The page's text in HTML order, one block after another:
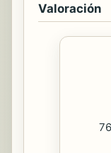
Valoración